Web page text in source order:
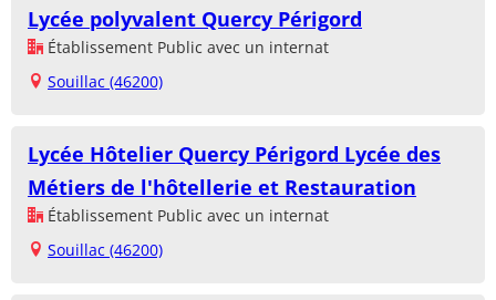
Lycée polyvalent Quercy Périgord
Établissement Public avec un internat
Souillac (46200)
Lycée Hôtelier Quercy Périgord Lycée des
Métiers de l'hôtellerie et Restauration
Établissement Public avec un internat
Souillac (46200)